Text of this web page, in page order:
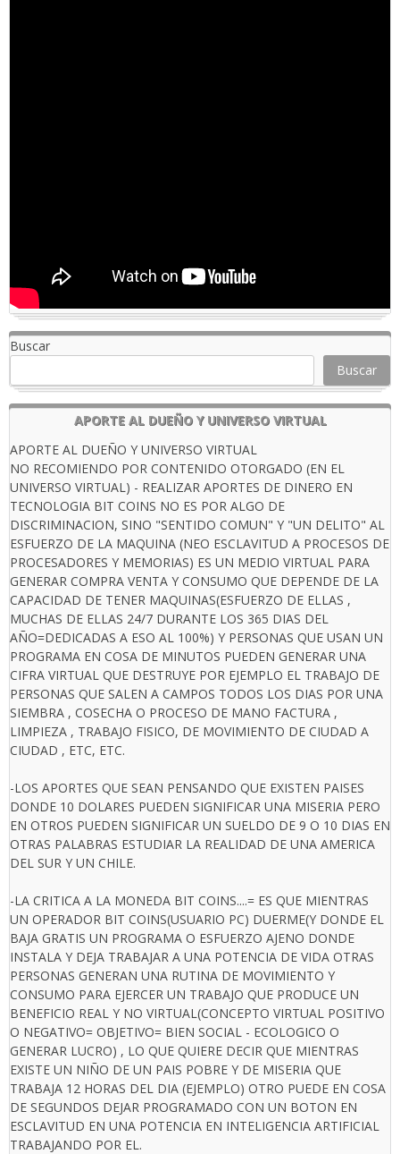
Buscar
Buscar
APORTE AL DUEÑO Y UNIVERSO VIRTUAL
APORTE AL DUEÑO Y UNIVERSO VIRTUAL
NO RECOMIENDO POR CONTENIDO OTORGADO (EN EL
UNIVERSO VIRTUAL) - REALIZAR APORTES DE DINERO EN
TECNOLOGIA BIT COINS NO ES POR ALGO DE
DISCRIMINACION, SINO "SENTIDO COMUN" Y "UN DELITO" AL
ESFUERZO DE LA MAQUINA (NEO ESCLAVITUD A PROCESOS DE
PROCESADORES Y MEMORIAS) ES UN MEDIO VIRTUAL PARA
GENERAR COMPRA VENTA Y CONSUMO QUE DEPENDE DE LA
CAPACIDAD DE TENER MAQUINAS(ESFUERZO DE ELLAS ,
MUCHAS DE ELLAS 24/7 DURANTE LOS 365 DIAS DEL
AÑO=DEDICADAS A ESO AL 100%) Y PERSONAS QUE USAN UN
PROGRAMA EN COSA DE MINUTOS PUEDEN GENERAR UNA
CIFRA VIRTUAL QUE DESTRUYE POR EJEMPLO EL TRABAJO DE
PERSONAS QUE SALEN A CAMPOS TODOS LOS DIAS POR UNA
SIEMBRA , COSECHA O PROCESO DE MANO FACTURA ,
LIMPIEZA , TRABAJO FISICO, DE MOVIMIENTO DE CIUDAD A
CIUDAD , ETC, ETC.
-LOS APORTES QUE SEAN PENSANDO QUE EXISTEN PAISES
DONDE 10 DOLARES PUEDEN SIGNIFICAR UNA MISERIA PERO
EN OTROS PUEDEN SIGNIFICAR UN SUELDO DE 9 O 10 DIAS EN
OTRAS PALABRAS ESTUDIAR LA REALIDAD DE UNA AMERICA
DEL SUR Y UN CHILE.
-LA CRITICA A LA MONEDA BIT COINS....= ES QUE MIENTRAS
UN OPERADOR BIT COINS(USUARIO PC) DUERME(Y DONDE EL
BAJA GRATIS UN PROGRAMA O ESFUERZO AJENO DONDE
INSTALA Y DEJA TRABAJAR A UNA POTENCIA DE VIDA OTRAS
PERSONAS GENERAN UNA RUTINA DE MOVIMIENTO Y
CONSUMO PARA EJERCER UN TRABAJO QUE PRODUCE UN
BENEFICIO REAL Y NO VIRTUAL(CONCEPTO VIRTUAL POSITIVO
O NEGATIVO= OBJETIVO= BIEN SOCIAL - ECOLOGICO O
GENERAR LUCRO) , LO QUE QUIERE DECIR QUE MIENTRAS
EXISTE UN NIÑO DE UN PAIS POBRE Y DE MISERIA QUE
TRABAJA 12 HORAS DEL DIA (EJEMPLO) OTRO PUEDE EN COSA
DE SEGUNDOS DEJAR PROGRAMADO CON UN BOTON EN
ESCLAVITUD EN UNA POTENCIA EN INTELIGENCIA ARTIFICIAL
TRABAJANDO POR EL.